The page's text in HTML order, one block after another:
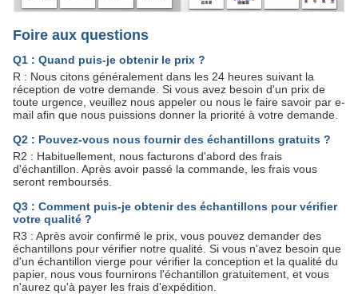
Foire aux questions
Q1 : Quand puis-je obtenir le prix ?
R : Nous citons généralement dans les 24 heures suivant la
réception de votre demande. Si vous avez besoin d'un prix de
toute urgence, veuillez nous appeler ou nous le faire savoir par e-
mail afin que nous puissions donner la priorité à votre demande.
Q2 : Pouvez-vous nous fournir des échantillons gratuits ?
R2 : Habituellement, nous facturons d'abord des frais
d'échantillon. Après avoir passé la commande, les frais vous
seront remboursés.
Q3 : Comment puis-je obtenir des échantillons pour vérifier
votre qualité ?
R3 : Après avoir confirmé le prix, vous pouvez demander des
échantillons pour vérifier notre qualité. Si vous n'avez besoin que
d'un échantillon vierge pour vérifier la conception et la qualité du
papier, nous vous fournirons l'échantillon gratuitement, et vous
n'aurez qu'à payer les frais d'expédition.